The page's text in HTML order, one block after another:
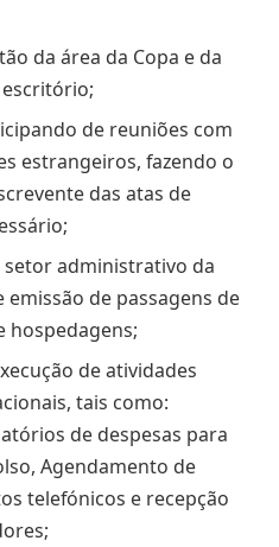
da área da Copa e da
de reuniões com
estrangeiros, fazendo o
das atas de
administrativo da
emissão de passagens de
hospedagens;
de atividades
tais como:
de despesas para
Agendamento de
telefónicos e recepção